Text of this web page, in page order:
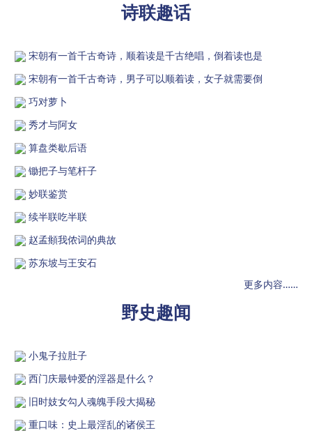
诗联趣话
宋朝有一首千古奇诗，顺着读是千古绝唱，倒着读也是
宋朝有一首千古奇诗，男子可以顺着读，女子就需要倒
巧对萝卜
秀才与阿女
算盘类歇后语
锄把子与笔杆子
妙联鉴赏
续半联吃半联
赵孟頫我侬词的典故
苏东坡与王安石
更多内容……
野史趣闻
小鬼子拉肚子
西门庆最钟爱的淫器是什么？
旧时妓女勾人魂魄手段大揭秘
重口味：史上最淫乱的诸侯王